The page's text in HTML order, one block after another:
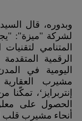
وبدوره، قال
لشركة "ميزة":
المتنامي لتقنيات
الرقمية
اليومية في
مشيرب
إنتربرايز ‘، تمكّنا
الحصول على
أنحاء مشيرب قلب